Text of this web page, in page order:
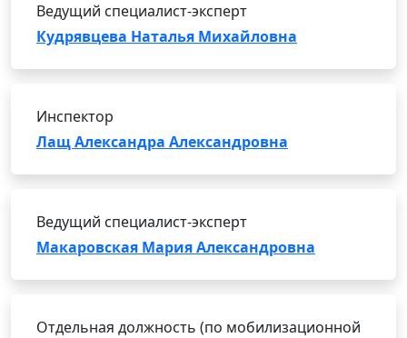
Ведущий специалист-эксперт
Кудрявцева Наталья Михайловна
Инспектор
Лащ Александра Александровна
Ведущий специалист-эксперт
Макаровская Мария Александровна
Отдельная должность (по мобилизационной